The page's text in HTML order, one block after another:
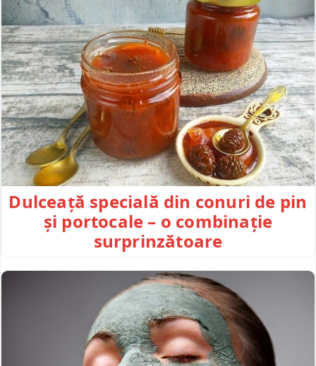
Dulceață specială din conuri de pin
și portocale – o combinație
surprinzătoare